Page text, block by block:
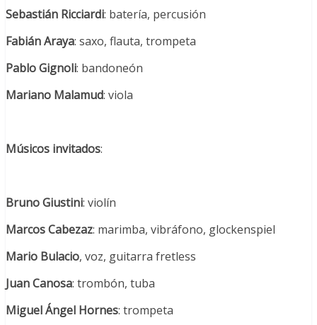
Sebastián Ricciardi: batería, percusión
Fabián Araya: saxo, flauta, trompeta
Pablo Gignoli: bandoneón
Mariano Malamud: viola
Músicos invitados:
Bruno Giustini: violín
Marcos Cabezaz: marimba, vibráfono, glockenspiel
Mario Bulacio, voz, guitarra fretless
Juan Canosa: trombón, tuba
Miguel Ángel Hornes: trompeta